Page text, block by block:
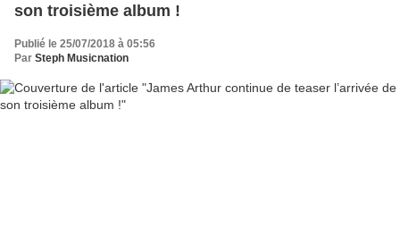
son troisième album !
Publié le 25/07/2018 à 05:56
Par Steph Musicnation